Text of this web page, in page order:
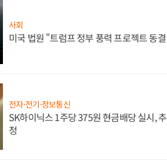
사회
미국 법원 "트럼프 정부 풍력 프로젝트 동
전자·전기·정보통신
SK하이닉스 1주당 375원 현금배당 실시,
정